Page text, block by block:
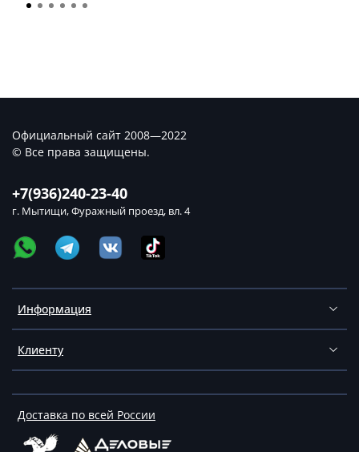
Информация
Клиенту
Доставка по всей России
+7(936)240-23-40
г. Мытищи, Фуражный проезд, вл. 4
Официальный сайт 2008—2022
© Все права защищены.